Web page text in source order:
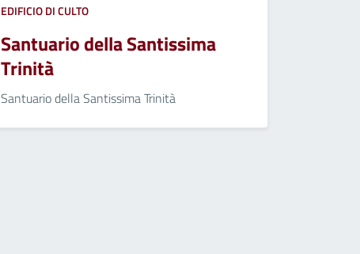
EDIFICIO DI CULTO
Santuario della Santissima
Trinità
Santuario della Santissima Trinità